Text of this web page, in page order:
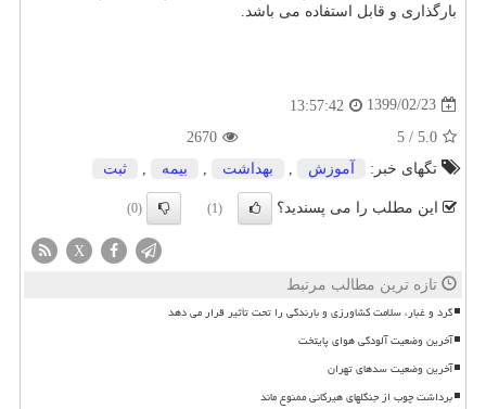
بارگذاری و قابل استفاده می باشد.
1399/02/23
13:57:42
5.0
/
5
2670
تگهای خبر:
آموزش بهداشت بیمه ثبت
این مطلب را می پسندید؟ (1)
(0)
X
تازه ترین مطالب مرتبط
گرد و غبار، سلامت کشاورزی و بارندگی را تحت تأثیر قرار می دهد
آخرین وضعیت آلودگی هوای پایتخت
آخرین وضعیت سدهای تهران
برداشت چوب از جنگلهای هیرکانی ممنوع ماند